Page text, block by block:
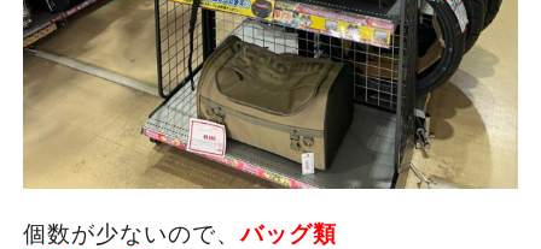
個数が少ないので、バッグ類